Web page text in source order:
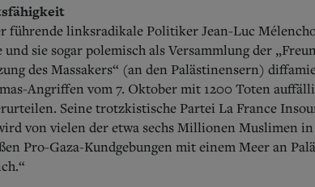
führende linksradikale Politiker Jean-Luc
sie sogar polemisch als Versammlung der
des Massakers“ (an den Palästinensern)
Angriffen vom 7. Oktober mit 1200 Toten
Seine trotzkistische Partei La France
von vielen der etwa sechs Millionen Muslimen
Pro-Gaza-Kundgebungen mit einem Meer an